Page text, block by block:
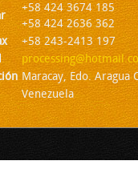
+58 424 3674 185
+58 424 2636 362
+58 243-2413 197
Maracay, Edo. Aragua
Venezuela